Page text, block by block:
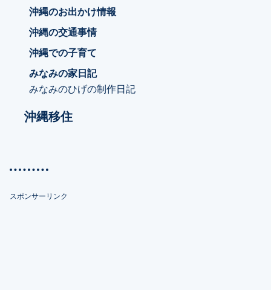
沖縄のお出かけ情報
沖縄の交通事情
沖縄での子育て
みなみの家日記
みなみのひげの制作日記
沖縄移住
スポンサーリンク